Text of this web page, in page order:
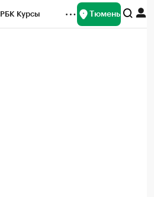
РБК Курсы Тюмень